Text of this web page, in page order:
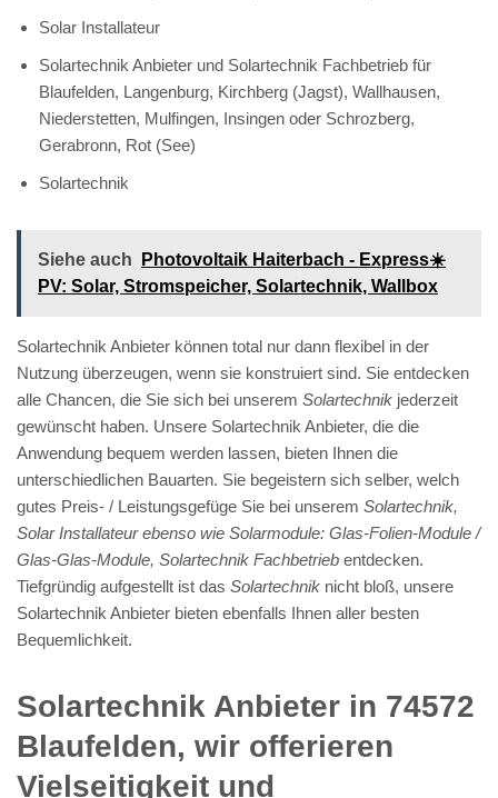
Solar Installateur
Solartechnik Anbieter und Solartechnik Fachbetrieb für
Blaufelden, Langenburg, Kirchberg (Jagst), Wallhausen,
Niederstetten, Mulfingen, Insingen oder Schrozberg,
Gerabronn, Rot (See)
Solartechnik
Siehe auch
Photovoltaik Haiterbach - Express☀️
PV️: Solar, Stromspeicher, Solartechnik, Wallbox
Solartechnik Anbieter können total nur dann flexibel in der
Nutzung überzeugen, wenn sie konstruiert sind. Sie entdecken
alle Chancen, die Sie sich bei unserem Solartechnik jederzeit
gewünscht haben. Unsere Solartechnik Anbieter, die die
Anwendung bequem werden lassen, bieten Ihnen die
unterschiedlichen Bauarten. Sie begeistern sich selber, welch
gutes Preis- / Leistungsgefüge Sie bei unserem Solartechnik,
Solar Installateur ebenso wie Solarmodule: Glas-Folien-Module /
Glas-Glas-Module, Solartechnik Fachbetrieb entdecken.
Tiefgründig aufgestellt ist das Solartechnik nicht bloß, unsere
Solartechnik Anbieter bieten ebenfalls Ihnen aller besten
Bequemlichkeit.
Solartechnik Anbieter in 74572
Blaufelden, wir offerieren
Vielseitigkeit und